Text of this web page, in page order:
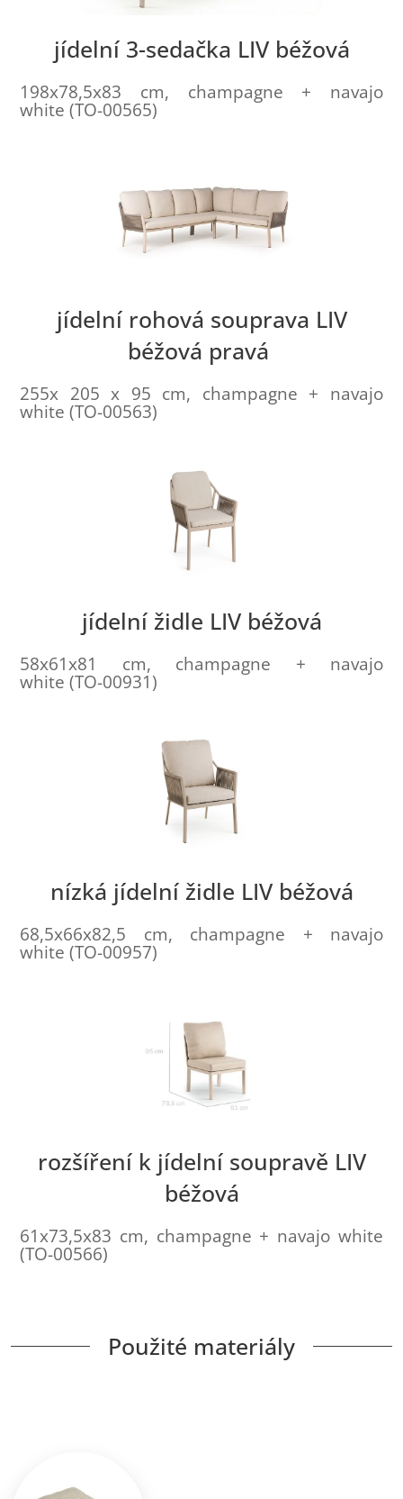
jídelní 3-sedačka LIV béžová
198x78,5x83 cm, champagne + navajo
white (TO-00565)
jídelní rohová souprava LIV
béžová pravá
255x 205 x 95 cm, champagne + navajo
white (TO-00563)
jídelní židle LIV béžová
58x61x81 cm, champagne + navajo
white (TO-00931)
nízká jídelní židle LIV béžová
68,5x66x82,5 cm, champagne + navajo
white (TO-00957)
rozšíření k jídelní soupravě LIV
béžová
61x73,5x83 cm, champagne + navajo white
(TO-00566)
Použité materiály